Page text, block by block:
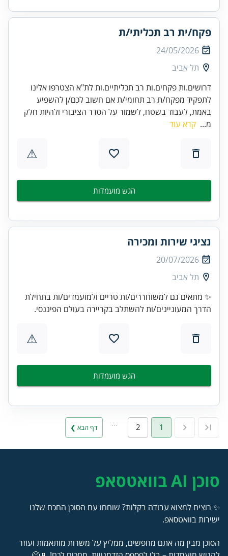
פקח/ית רב תכליתי/ת
24/05/2026
תל אביב
דרושים.ות פקחים.ות רב תכליתיים.ות לת"א הצטרפו אלינו
לתפקיד מפקח/ת רב תחומי/ת אם חשוב לכם/ן להשפיע
באמת, לעבוד בשטח, לשמור על הסדר הציבורי ולהיות חלק
מ... קרא עוד
⚠
הגש מועמדות
נציגי שירות ומכירה
20/07/2026
תל אביב
✨ מתאים גם למשוחררים/ות טריים ולמועמדים/ות בתחילת
הדרך המעוניינים/ות להשתלב בקריירה בעולם הפיננסי.
⚠
הגש מועמדות
1
2 דף הבא ❯
סוכן AI בוואטסאפ
✨ רוצים למצוא עבודה בקלות? שוחחו עם הסוכן החכם שלנו
ישירות בוואטסאפ.
הסוכן מבין מה אתם מחפשים, ממליץ על משרות מותאמות ועוזר